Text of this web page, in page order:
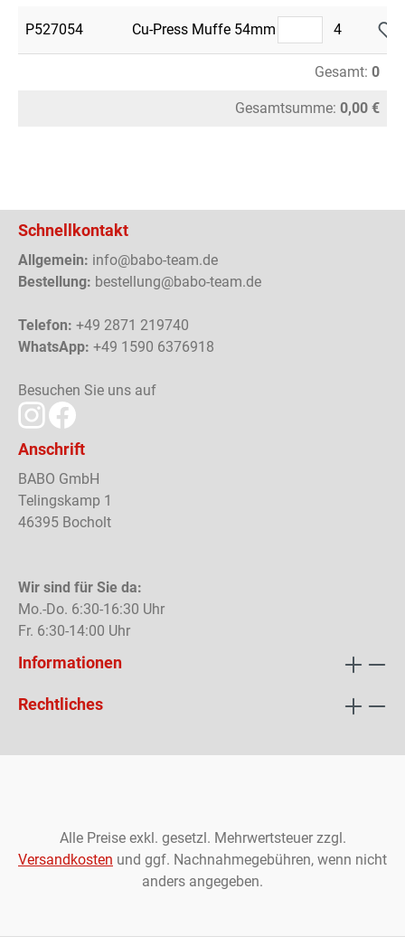
P527054 Cu-Press Muffe 54mm 4
Gesamt: 0
Gesamtsumme: 0,00 €
Schnellkontakt
Allgemein: info@babo-team.de
Bestellung: bestellung@babo-team.de
Telefon: +49 2871 219740
WhatsApp: +49 1590 6376918
Besuchen Sie uns auf
Anschrift
BABO GmbH
Telingskamp 1
46395 Bocholt
Wir sind für Sie da:
Mo.-Do. 6:30-16:30 Uhr
Fr. 6:30-14:00 Uhr
Informationen
Rechtliches
Alle Preise exkl. gesetzl. Mehrwertsteuer zzgl.
Versandkosten und ggf. Nachnahmegebühren, wenn nicht
anders angegeben.